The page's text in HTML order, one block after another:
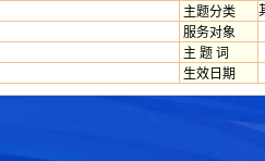
主题分类
服务对象
主 题 词
生效日期